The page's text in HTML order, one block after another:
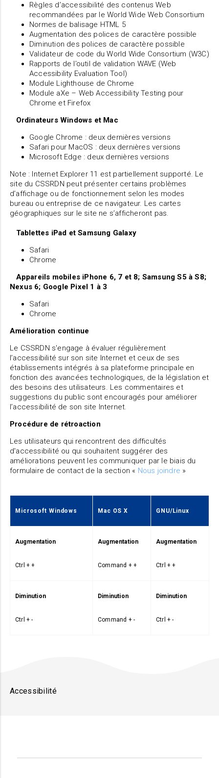
Accessibilité
Règles d’accessibilité des contenus Web
recommandées par le World Wide Web Consortium
Normes de balisage HTML 5
Augmentation des polices de caractère possible
Diminution des polices de caractère possible
Validateur de code du World Wide Consortium (W3C)
Rapports de l’outil de validation WAVE (Web
Accessibility Evaluation Tool)
Module Lighthouse de Chrome
Module aXe – Web Accessibility Testing pour
Chrome et Firefox
Ordinateurs Windows et Mac
Google Chrome : deux dernières versions
Safari pour MacOS : deux dernières versions
Microsoft Edge : deux dernières versions
Note : Internet Explorer 11 est partiellement supporté. Le
site du CSSRDN peut présenter certains problèmes
d’affichage ou de fonctionnement selon les modes
bureau ou entreprise de ce navigateur. Les cartes
géographiques sur le site ne s’afficheront pas.
Tablettes iPad et Samsung Galaxy
Safari
Chrome
Appareils mobiles iPhone 6, 7 et 8; Samsung S5 à S8;
Nexus 6; Google Pixel 1 à 3
Safari
Chrome
Amélioration continue
Le CSSRDN s'engage à évaluer régulièrement
l’accessibilité sur son site Internet et ceux de ses
établissements intégrés à sa plateforme principale en
fonction des avancées technologiques, de la législation et
des besoins des utilisateurs. Les commentaires et
suggestions du public sont encouragés pour améliorer
l’accessibilité de son site Internet.
Procédure de rétroaction
Les utilisateurs qui rencontrent des difficultés
d'accessibilité ou qui souhaitent suggérer des
améliorations peuvent les communiquer par le biais du
formulaire de contact de la section « Nous joindre »
Microsoft Windows Mac OS X GNU/Linux
Augmentation
Ctrl + +
Augmentation
Command + +
Augmentation
Ctrl + +
Diminution
Ctrl + -
Diminution
Command + -
Diminution
Ctrl + -